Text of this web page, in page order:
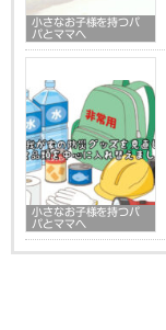
小さなお子様を持つパ
パとママへ
小さなお子様を持つパ
パとママへ